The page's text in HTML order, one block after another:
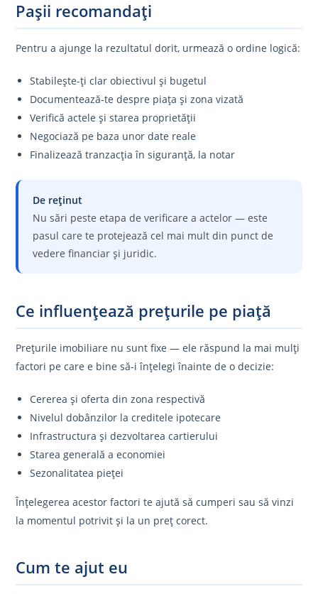
Pașii recomandați
Pentru a ajunge la rezultatul dorit, urmează o ordine logică:
Stabilește-ți clar obiectivul și bugetul
Documentează-te despre piața și zona vizată
Verifică actele și starea proprietății
Negociază pe baza unor date reale
Finalizează tranzacția în siguranță, la notar
De reținut
Nu sări peste etapa de verificare a actelor — este
pasul care te protejează cel mai mult din punct de
vedere financiar și juridic.
Ce influențează prețurile pe piață
Prețurile imobiliare nu sunt fixe — ele răspund la mai mulți
factori pe care e bine să-i înțelegi înainte de o decizie:
Cererea și oferta din zona respectivă
Nivelul dobânzilor la creditele ipotecare
Infrastructura și dezvoltarea cartierului
Starea generală a economiei
Sezonalitatea pieței
Înțelegerea acestor factori te ajută să cumperi sau să vinzi
la momentul potrivit și la un preț corect.
Cum te ajut eu